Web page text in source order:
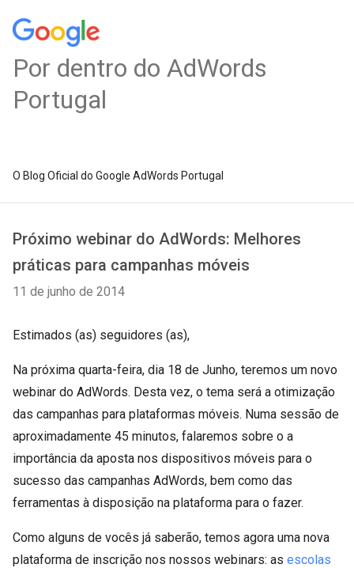
Por dentro do AdWords
Portugal
O Blog Oficial do Google AdWords Portugal
Próximo webinar do AdWords: Melhores
práticas para campanhas móveis
11 de junho de 2014
Estimados (as) seguidores (as),
Na próxima quarta-feira, dia 18 de Junho, teremos um novo
webinar do AdWords. Desta vez, o tema será a otimização
das campanhas para plataformas móveis. Numa sessão de
aproximadamente 45 minutos, falaremos sobre o a
importância da aposta nos dispositivos móveis para o
sucesso das campanhas AdWords, bem como das
ferramentas à disposição na plataforma para o fazer.
Como alguns de vocês já saberão, temos agora uma nova
plataforma de inscrição nos nossos webinars: as escolas